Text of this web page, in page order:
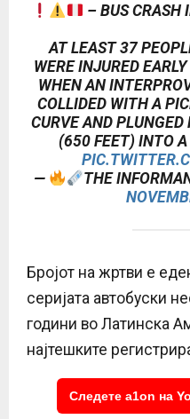
– BUS CRASH
AT LEAST 37
WERE INJURED
WHEN AN
COLLIDED WITH A
CURVE AND
(650 FEET) INTO
—
THE
Бројот на жртви е
серијата автобуски
години во Латинска
најтешките
Следете a1on на